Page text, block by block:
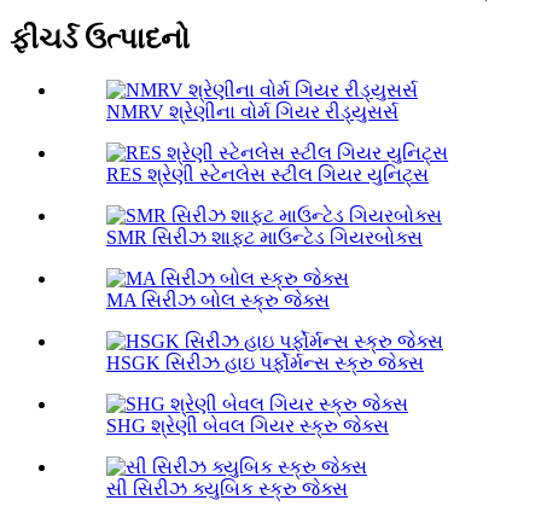
ફીચર્ડ ઉત્પાદનો
NMRV શ્રેણીના વોર્મ ગિયર રીડ્યુસર્સ
RES શ્રેણી સ્ટેનલેસ સ્ટીલ ગિયર યુનિટ્સ
SMR સિરીઝ શાફ્ટ માઉન્ટેડ ગિયરબોક્સ
MA સિરીઝ બોલ સ્ક્રુ જેક્સ
HSGK સિરીઝ હાઇ પર્ફોર્મન્સ સ્ક્રુ જેક્સ
SHG શ્રેણી બેવલ ગિયર સ્ક્રુ જેક્સ
સી સિરીઝ ક્યુબિક સ્ક્રુ જેક્સ